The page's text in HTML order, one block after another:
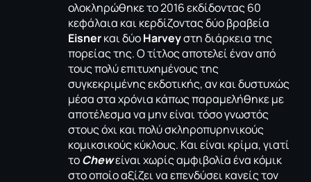
ολοκληρώθηκε το 2016 εκδίδοντας 60
κεφάλαια και κερδίζοντας δύο βραβεία
Eisnerκαι δύοHarveyστη διάρκεια της
πορείας της. Ο τίτλος αποτελεί έναν από
τους πολύ επιτυχημένους της
συγκεκριμένης εκδοτικής, αν και δυστυχώς
μέσα στα χρόνια κάπως παραμελήθηκε με
αποτέλεσμα να μην είναι τόσο γνωστός
στους όχι και πολύ σκληροπυρηνικούς
κομικσικούς κύκλους. Και είναι κρίμα, γιατί
τοChewείναι χωρίς αμφιβολία ένα κόμικ
στο οποίο αξίζει να επενδύσει κανείς τον